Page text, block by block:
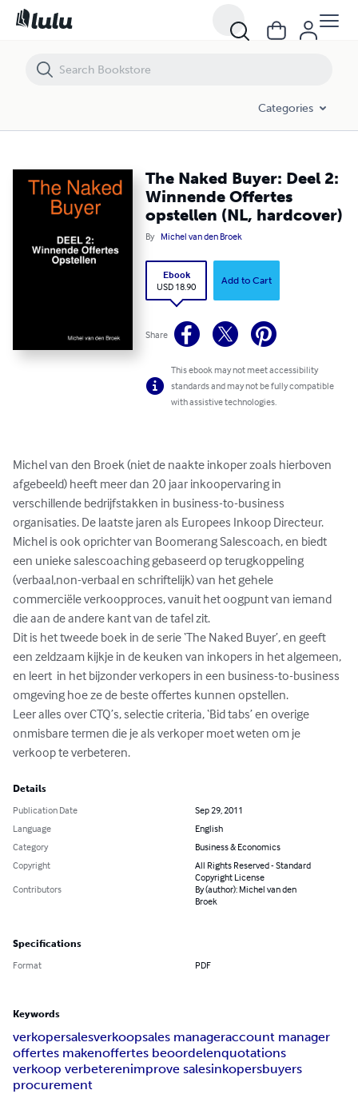
Categories
The Naked Buyer: Deel 2:
Winnende Offertes
opstellen (NL, hardcover)
By Michel van den Broek
Ebook
USD 18.90
Add to Cart
Share
This ebook may not meet accessibility
standards and may not be fully compatible
with assistive technologies.
Michel van den Broek (niet de naakte inkoper zoals hierboven
afgebeeld) heeft meer dan 20 jaar inkoopervaring in
verschillende bedrijfstakken in business-to-business
organisaties. De laatste jaren als Europees Inkoop Directeur.
Michel is ook oprichter van Boomerang Salescoach, en biedt
een unieke salescoaching gebaseerd op terugkoppeling
(verbaal,non-verbaal en schriftelijk) van het gehele
commerciële verkoopproces, vanuit het oogpunt van iemand
die aan de andere kant van de tafel zit.
Dit is het tweede boek in de serie ‘The Naked Buyer’, en geeft
een zeldzaam kijkje in de keuken van inkopers in het algemeen,
en leert  in het bijzonder verkopers in een business-to-business
omgeving hoe ze de beste offertes kunnen opstellen.
Leer alles over CTQ’s, selectie criteria, ‘Bid tabs’ en overige
onmisbare termen die je als verkoper moet weten om je
verkoop te verbeteren.
Details
Publication Date
Sep 29, 2011
Language
English
Category
Business & Economics
Copyright
All Rights Reserved - Standard
Copyright License
Contributors
By (author): Michel van den
Broek
Specifications
Format PDF
Keywords
verkopersalesverkoopsales manageraccount manager
offertes makenoffertes beoordelenquotations
verkoop verbeterenimprove salesinkopersbuyers
procurement
The Naked Buyer: Deel 2: Winnende Offertes opstellen (NL,